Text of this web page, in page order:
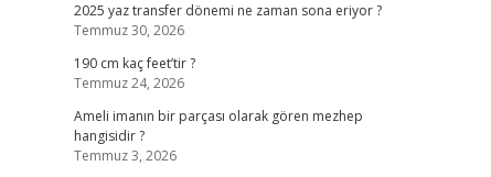
2025 yaz transfer dönemi ne zaman sona eriyor ?
Temmuz 30, 2026
190 cm kaç feet’tir ?
Temmuz 24, 2026
Ameli imanın bir parçası olarak gören mezhep
hangisidir ?
Temmuz 3, 2026